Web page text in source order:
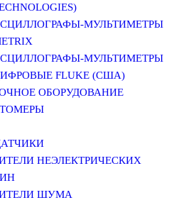
МУЛЬТИМЕТРЫ
МУЛЬТИМЕТРЫ
FLUKE (США)
ОБОРУДОВАНИЕ
НЕЭЛЕКТРИЧЕСКИХ
ШУМА